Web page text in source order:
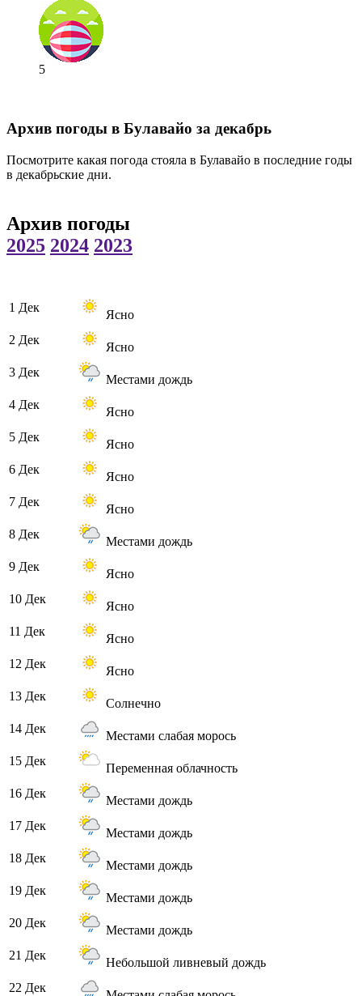
5
Архив погоды в Булавайо за декабрь
Посмотрите какая погода стояла в Булавайо в последние годы
в декабрьские дни.
Архив погоды
2025 2024 2023
1 Дек
Ясно
2 Дек
Ясно
3 Дек
Местами дождь
4 Дек
Ясно
5 Дек
Ясно
6 Дек
Ясно
7 Дек
Ясно
8 Дек
Местами дождь
9 Дек
Ясно
10 Дек
Ясно
11 Дек
Ясно
12 Дек
Ясно
13 Дек
Солнечно
14 Дек
Местами слабая морось
15 Дек
Переменная облачность
16 Дек
Местами дождь
17 Дек
Местами дождь
18 Дек
Местами дождь
19 Дек
Местами дождь
20 Дек
Местами дождь
21 Дек
Небольшой ливневый дождь
22 Дек